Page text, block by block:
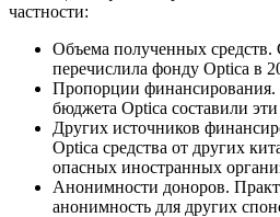
частности:
Объема полученных средств.
перечислила фонду Optica в
Пропорции
бюджета Optica составили эти
Других источников
Optica средства от других
опасных иностранных
Анонимности доноров.
анонимность для других